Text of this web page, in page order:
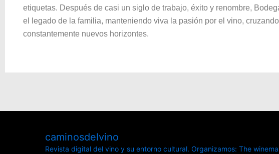
etiquetas. Después de casi un siglo de trabajo, éxito y renombre,
el legado de la familia, manteniendo viva la pasión por el vino,
constantemente nuevos horizontes.
caminosdelvino
Revista digital del vino y su entorno cultural. Organizamos: The